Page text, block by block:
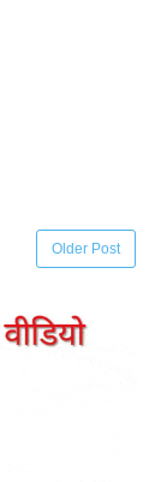
Older Post